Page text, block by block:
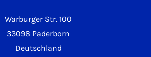
Warburger Str. 100
33098 Paderborn
Deutschland